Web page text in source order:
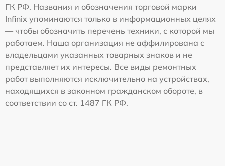
ГК РФ. Названия и обозначения торговой марки
Infinix упоминаются только в информационных целях
— чтобы обозначить перечень техники, с которой мы
работаем. Наша организация не аффилирована с
владельцами указанных товарных знаков и не
представляет их интересы. Все виды ремонтных
работ выполняются исключительно на устройствах,
находящихся в законном гражданском обороте, в
соответствии со ст. 1487 ГК РФ.